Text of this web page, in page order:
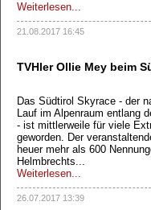
Weiterlesen...
21.08.2017 16:45
TVHler Ollie Mey beim
Das Südtirol Skyrace - der
Lauf im Alpenraum entlang
- ist mittlerweile für viele
geworden. Der
heuer mehr als 600
Helmbrechts...
Weiterlesen...
26.07.2017 13:39